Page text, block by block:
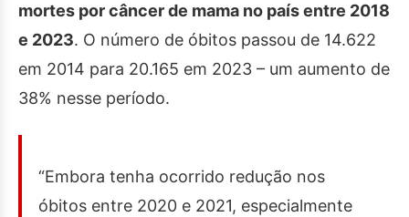
mortes por câncer de mama no país entre 2018
e 2023. O número de óbitos passou de 14.622
em 2014 para 20.165 em 2023 – um aumento de
38% nesse período.
“Embora tenha ocorrido redução nos
óbitos entre 2020 e 2021, especialmente